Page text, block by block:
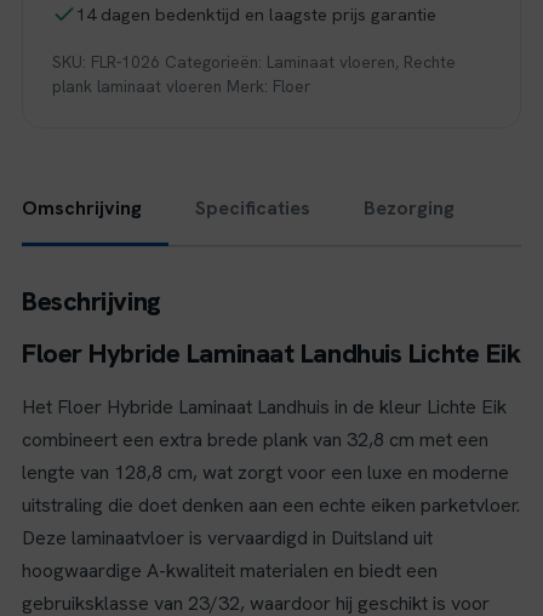
Lichte
aantal
14 dagen bedenktijd en laagste prijs garantie
SKU: FLR-1026 Categorieën: Laminaat vloeren, Rechte
plank laminaat vloeren Merk: Floer
Omschrijving Specificaties Bezorging
Beschrijving
Floer Hybride Laminaat Landhuis Lichte Eik
Het Floer Hybride Laminaat Landhuis in de kleur Lichte Eik
combineert een extra brede plank van 32,8 cm met een
lengte van 128,8 cm, wat zorgt voor een luxe en moderne
uitstraling die doet denken aan een echte eiken parketvloer.
Deze laminaatvloer is vervaardigd in Duitsland uit
hoogwaardige A-kwaliteit materialen en biedt een
gebruiksklasse van 23/32, waardoor hij geschikt is voor